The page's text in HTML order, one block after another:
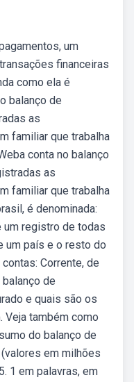
um
financeiras
como ela é
balanço de
as
familiar que trabalha
conta no balanço
as
familiar que trabalha
é denominada:
um registro de todas
um país e o resto do
Corrente, de
de
e quais são os
também como
do balanço de
em milhões
1 em palavras, em